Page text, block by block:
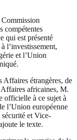
compétentes
qui est présenté
l’investissement,
et l’Union
Affaires étrangères, de
Affaires africaines, M.
officielle à ce sujet à
l’Union européenne
et Vice-
le texte.